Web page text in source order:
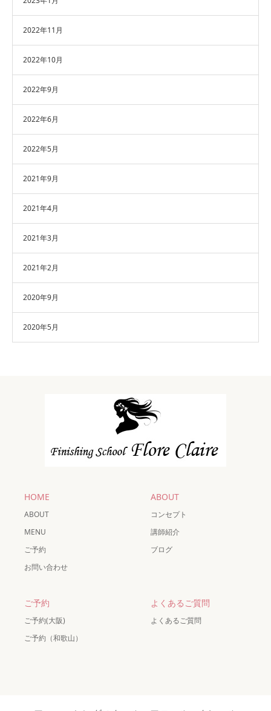
2022年11月
2022年10月
2022年9月
2022年6月
2022年5月
2021年9月
2021年4月
2021年3月
2021年2月
2020年9月
2020年5月
HOME
ABOUT
MENU
ご予約
お問い合わせ
ABOUT
コンセプト
講師紹介
ブログ
ご予約
ご予約(大阪)
ご予約（和歌山）
よくあるご質問
よくあるご質問